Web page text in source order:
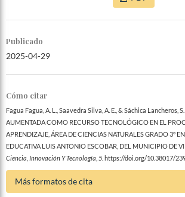
Publicado
2025-04-29
Cómo citar
Fagua Fagua, A. L., Saavedra Silva, A. E., & Sáchica Lancheros,
AUMENTADA COMO RECURSO TECNOLÓGICO EN EL
APRENDIZAJE, ÁREA DE CIENCIAS NATURALES GRADO 3º
EDUCATIVA LUIS ANTONIO ESCOBAR, DEL MUNICIPIO DE
Ciencia, Innovación Y Tecnología 5. https://doi.org/10.38017/
Más formatos de cita